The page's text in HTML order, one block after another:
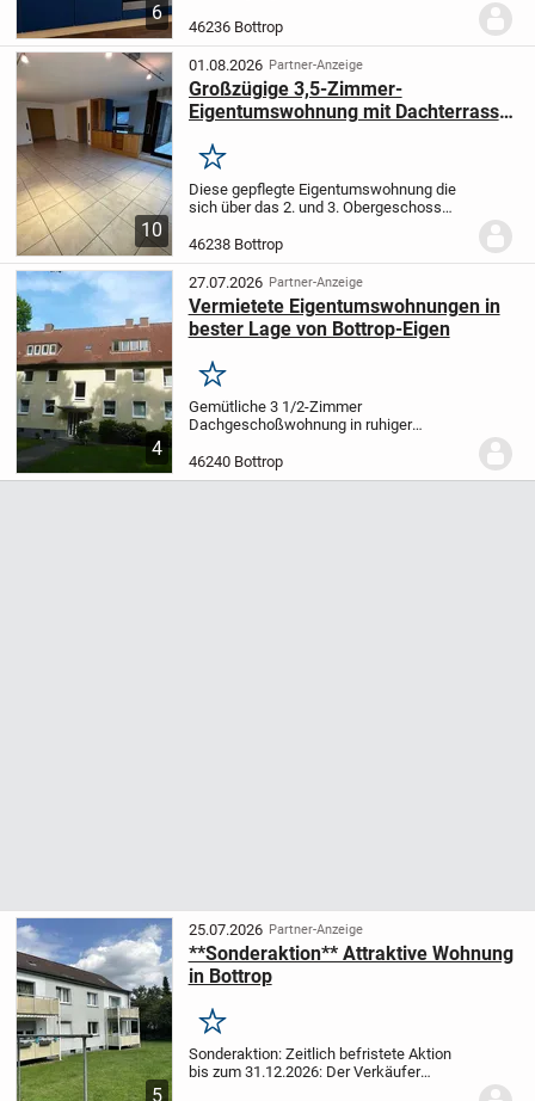
6
im Dachgeschoss eines gepflegten
Mehrfamilienhauses aus dem Jahr 1965.
Mit...
46236 Bottrop
10
01.08.2026 Partner-Anzeige
Großzügige 3,5-Zimmer-
Eigentumswohnung mit Dachterrasse
Merken
Diese gepflegte Eigentumswohnung die
sich über das 2. und 3. Obergeschoss
großzügigen Grundriss und rund 106 m²
Wohnfläche. Die 3,5 Zimmer bieten
vielseitige Nutzungsmögl...
46238 Bottrop
4
27.07.2026 Partner-Anzeige
Vermietete Eigentumswohnungen in
bester Lage von Bottrop-Eigen
Merken
Gemütliche 3 1/2-Zimmer
Dachgeschoßwohnung in ruhiger
im Dachgeschoß (2. OG) in dem
modernisierten 5-Familienhaus
46240 Bottrop
5
25.07.2026 Partner-Anzeige
**Sonderaktion** Attraktive Wohnung
in Bottrop
Merken
Sonderaktion: Zeitlich befristete Aktion
bis zum 31.12.2026: Der Verkäufer